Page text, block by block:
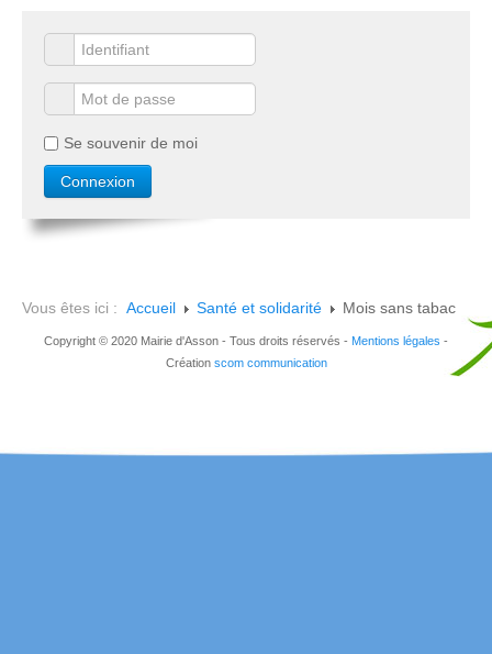
Se souvenir de moi
Vous êtes ici : Accueil Santé et solidarité Mois sans tabac
Copyright © 2020 Mairie d'Asson - Tous droits réservés - Mentions légales -
Création scom communication